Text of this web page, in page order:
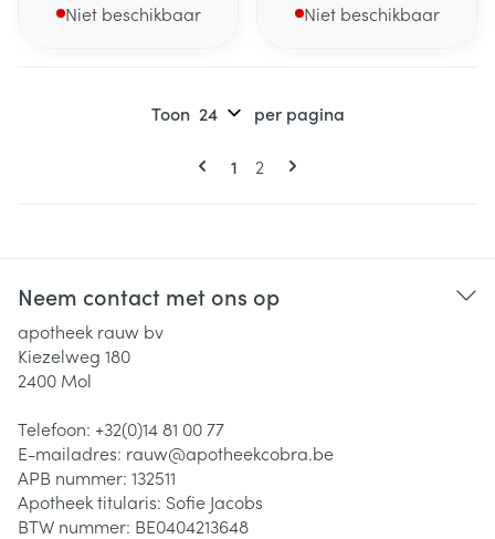
Niet beschikbaar Niet beschikbaar
Pagina's
U lees momenteel pagina
1 Pagina
2
Toon per pagina
Neem contact met ons op
apotheek rauw bv
Kiezelweg 180
2400 Mol
Telefoon: +32(0)14 81 00 77
E-mailadres: rauw@apotheekcobra.be
APB nummer: 132511
Apotheek titularis: Sofie Jacobs
BTW nummer: BE0404213648